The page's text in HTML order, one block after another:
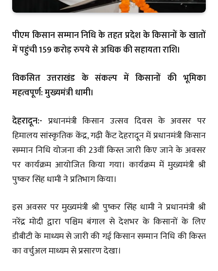
पीएम किसान सम्मान निधि के तहत प्रदेश के किसानों के खातों
में पहुंची 159 करोड़ रुपये से अधिक की सहायता राशि।
विकसित उत्तराखंड के संकल्प में किसानों की भूमिका
महत्वपूर्ण: मुख्यमंत्री धामी।
देहरादून:- प्रधानमंत्री किसान उत्सव दिवस के अवसर पर
हिमालय सांस्कृतिक केंद्र, गढ़ी कैंट देहरादून में प्रधानमंत्री किसान
सम्मान निधि योजना की 23वीं किस्त जारी किए जाने के अवसर
पर कार्यक्रम आयोजित किया गया। कार्यक्रम में मुख्यमंत्री श्री
पुष्कर सिंह धामी ने प्रतिभाग किया।
इस अवसर पर मुख्यमंत्री श्री पुष्कर सिंह धामी ने प्रधानमंत्री श्री
नरेंद्र मोदी द्वारा पश्चिम बंगाल से देशभर के किसानों के लिए
डीबीटी के माध्यम से जारी की गई किसान सम्मान निधि की किस्त
का वर्चुअल माध्यम से प्रसारण देखा।